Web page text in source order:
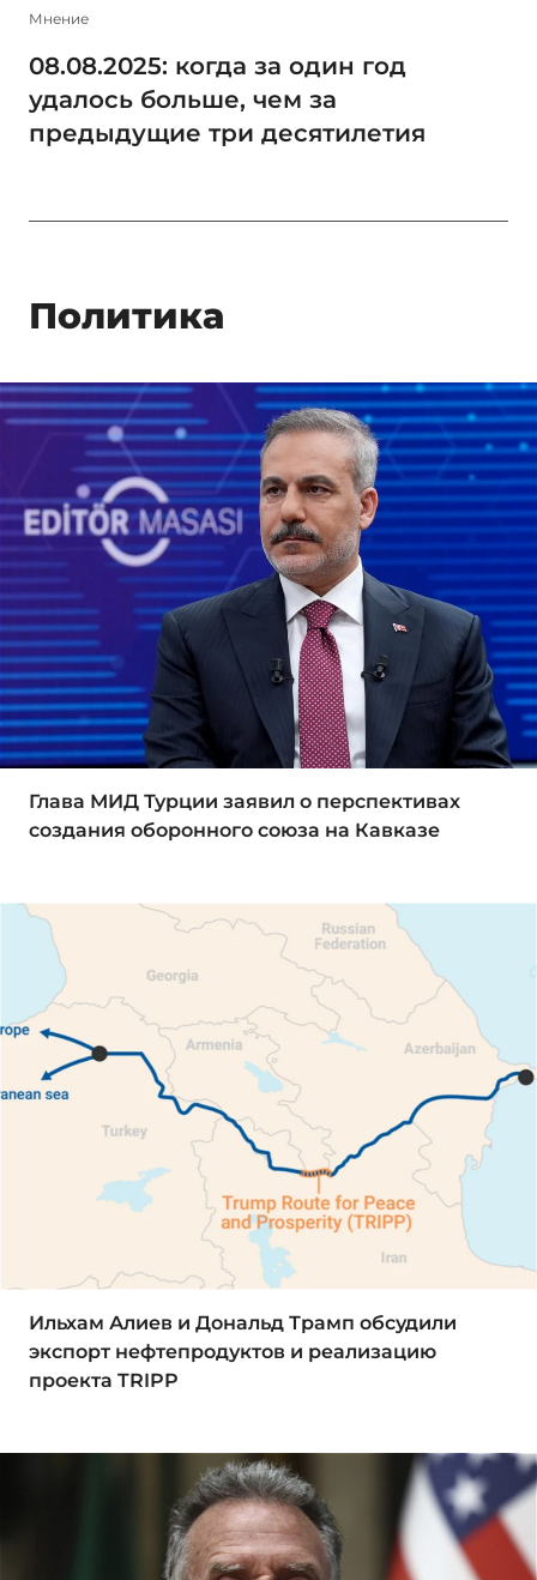
Мнение
08.08.2025: когда за один год
удалось больше, чем за
предыдущие три десятилетия
Политика
Глава МИД Турции заявил о перспективах
создания оборонного союза на Кавказе
Ильхам Алиев и Дональд Трамп обсудили
экспорт нефтепродуктов и реализацию
проекта TRIPP